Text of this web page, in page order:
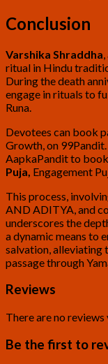
Conclusion
Varshika Shraddha
ritual in Hindu
During the death
engage in rituals to
Runa.
Devotees can book
Growth, on
AapkaPandit to
Puja Engagement
This process,
AND ADITYA, and
underscores the
a dynamic means to
salvation, alleviating
passage through
Reviews
There are no reviews
Be the first to